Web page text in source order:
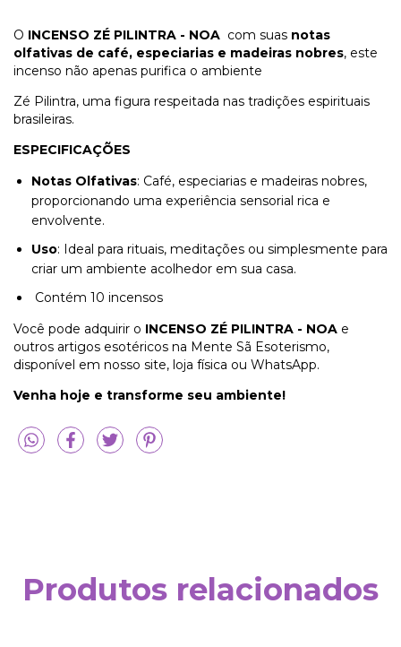
O INCENSO ZÉ PILINTRA - NOA com suas notas
olfativas de café, especiarias e madeiras nobres, este
incenso não apenas purifica o ambiente
Zé Pilintra, uma figura respeitada nas tradições espirituais
brasileiras.
ESPECIFICAÇÕES
Notas Olfativas: Café, especiarias e madeiras nobres,
proporcionando uma experiência sensorial rica e
envolvente.
Uso: Ideal para rituais, meditações ou simplesmente para
criar um ambiente acolhedor em sua casa.
Contém 10 incensos
Você pode adquirir o INCENSO ZÉ PILINTRA - NOA e
outros artigos esotéricos na Mente Sã Esoterismo,
disponível em nosso site, loja física ou WhatsApp.
Venha hoje e transforme seu ambiente!
Produtos relacionados